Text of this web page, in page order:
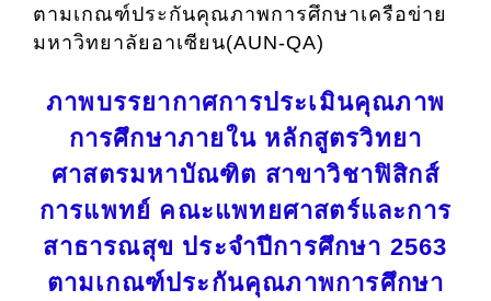
ตามเกณฑ์ประกันคุณภาพการศึกษาเครือข่าย
มหาวิทยาลัยอาเซียน(AUN-QA)
ภาพบรรยากาศการประเมินคุณภาพ
การศึกษาภายใน หลักสูตรวิทยา
ศาสตรมหาบัณฑิต สาขาวิชาฟิสิกส์
การแพทย์ คณะแพทยศาสตร์และการ
สาธารณสุข ประจำปีการศึกษา 2563
ตามเกณฑ์ประกันคุณภาพการศึกษา